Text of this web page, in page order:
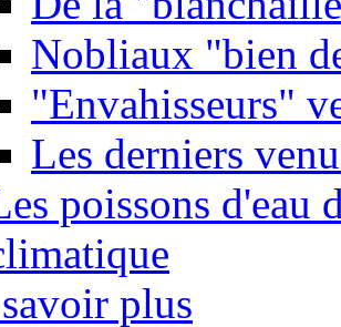
Nobliaux "bien
"Envahisseurs"
Les derniers
poissons d'eau
plus